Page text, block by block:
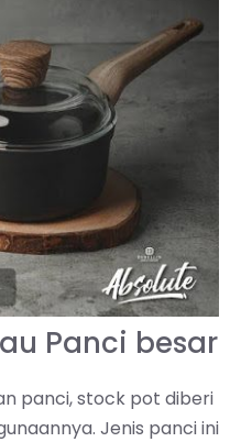
Panci besar
panci, stock pot diberi
Jenis panci ini